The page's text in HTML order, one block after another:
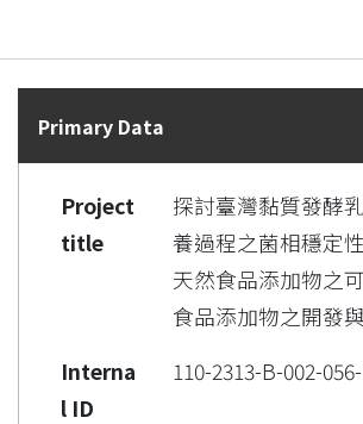
Details
Primary Data
Project
title
探討臺灣黏質發酵
養過程之菌相穩定
天然食品添加物之
食品添加物之開發
Interna
l ID
110-2313-B-002-